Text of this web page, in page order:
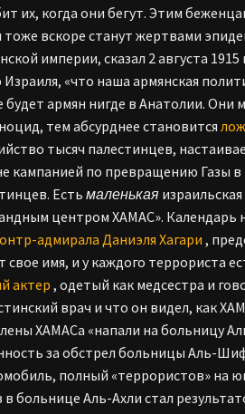
их, когда они бегут. Этим
тоже вскоре станут жертвами
империи, сказал 2 августа 1915
«что наша армянская
будет армян нигде в Анатолии. Они
тем абсурднее становится
тысяч палестинцев,
кампанией по превращению Газы
Естьмаленькая
центром ХАМАС». Календарь
адмирала Даниэля Хагари ,
имя, и у каждого террориста
актер, одетый как медсестра и
врач и что он видел, как
ХАМАСа «напали на больницу
за обстрел больницы Аль-
полный «террористов» на
больнице Аль-Ахли стал